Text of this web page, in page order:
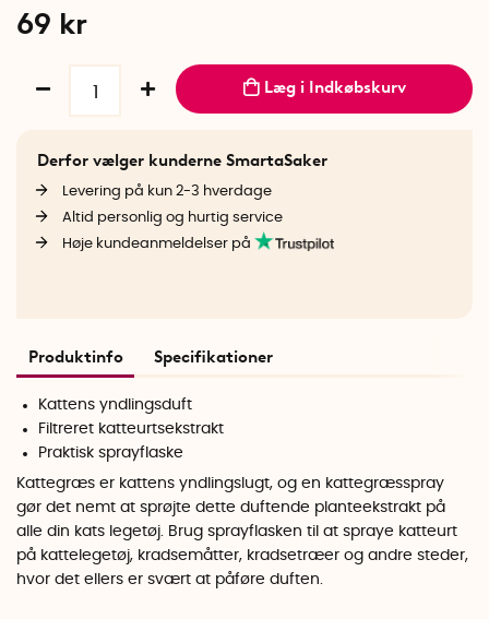
69 kr
Læg i Indkøbskurv
Derfor vælger kunderne SmartaSaker
Levering på kun 2-3 hverdage
Altid personlig og hurtig service
Høje kundeanmeldelser på
Produktinfo Specifikationer
Kattens yndlingsduft
Filtreret katteurtsekstrakt
Praktisk sprayflaske
Kattegræs er kattens yndlingslugt, og en kattegræsspray
gør det nemt at sprøjte dette duftende planteekstrakt på
alle din kats legetøj. Brug sprayflasken til at spraye katteurt
på kattelegetøj, kradsemåtter, kradsetræer og andre steder,
hvor det ellers er svært at påføre duften.